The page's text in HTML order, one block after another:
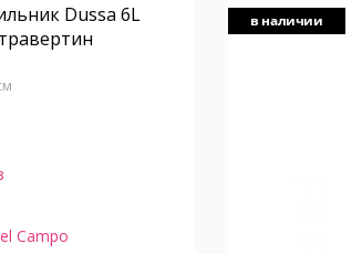
Dussa 6L
Campo
в наличии